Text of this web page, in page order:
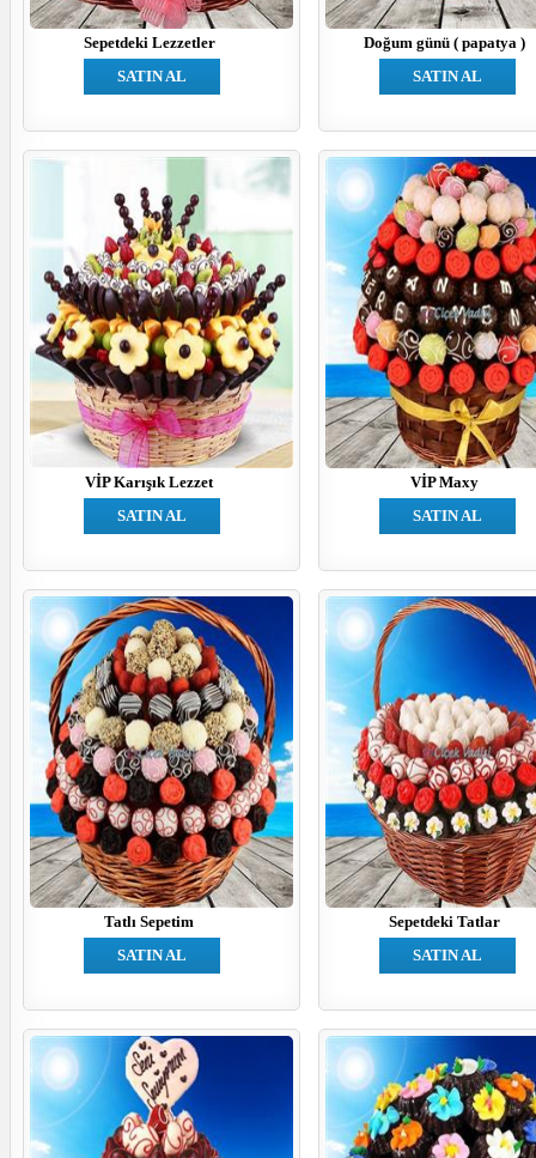
Sepetdeki Lezzetler
SATIN AL
Doğum günü ( papatya )
SATIN AL
VİP Karışık Lezzet
SATIN AL
VİP Maxy
SATIN AL
Tatlı Sepetim
SATIN AL
Sepetdeki Tatlar
SATIN AL